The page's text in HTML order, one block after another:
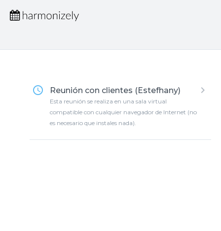
access_time Reunión con clientes (Estefhany)
Esta reunión se realiza en una sala virtual
compatible con cualquier navegador de Internet (no
es necesario que instales nada).
keyboard_arrow_right